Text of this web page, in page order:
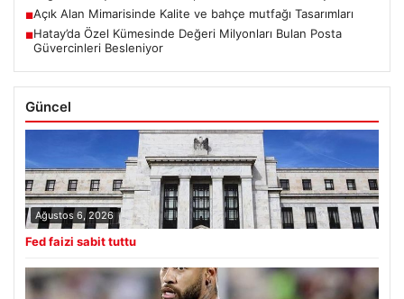
■Açık Alan Mimarisinde Kalite ve bahçe mutfağı Tasarımları
■Hatay’da Özel Kümesinde Değeri Milyonları Bulan Posta
Güvercinleri Besleniyor
Güncel
Ağustos 6, 2026
Fed faizi sabit tuttu